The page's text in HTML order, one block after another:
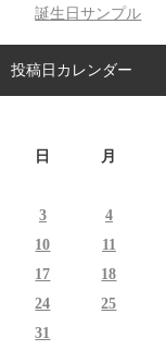
誕生日サンプル
投稿日カレンダー
日 月
3
4
10
11
17
18
24
25
31